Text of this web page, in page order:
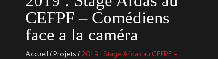
CEFPF – Comédiens
face a la caméra
Accueil /Projets / 2019 : Stage Afdas au CEFPF –